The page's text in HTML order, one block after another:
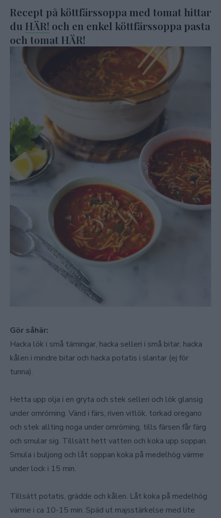
Recept på köttfärssoppa med tomat hittar
du HÄR! och en enkel köttfärssoppa pasta
och tomat HÄR!
Gör såhär:
Hacka lök i små tärningar, hacka selleri i små bitar, hacka
kålen i mindre bitar och hacka potatis i slantar (ej för
tunna).
Hetta upp olja i en gryta och stek selleri och lök glansig
under omrörning. Vänd i färs, riven vitlök, torkad oregano
och stek allting noga under omrörning, tills färsen får färg
och smular sig. Tillsätt hett vatten och koka upp soppan.
Smula i buljong och låt soppan koka på medelhög värme
under lock i 15 min.
Tillsätt potatis, grädde och kålen. Låt koka på medelhög
värme i ca 10-15 min. Späd ut majsstärkelse med lite